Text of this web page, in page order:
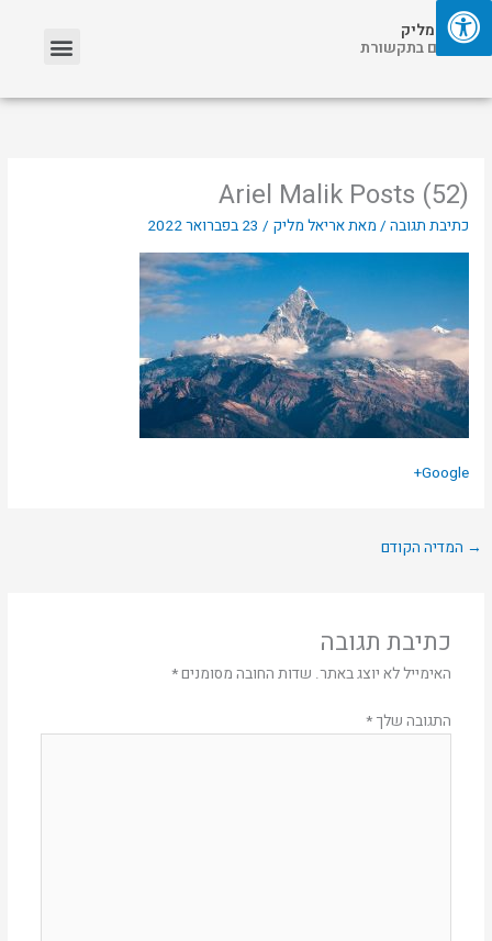
דילוג
לתוכן
אריאל מליק
אזכורים בתקשורת
Ariel Malik Posts (52)
כתיבת תגובה / מאתאריאל מליק / 23 בפברואר 2022
Google+
→ המדיה הקודם
כתיבת תגובה
האימייל לא יוצג באתר. שדות החובה מסומנים*
התגובה שלך *